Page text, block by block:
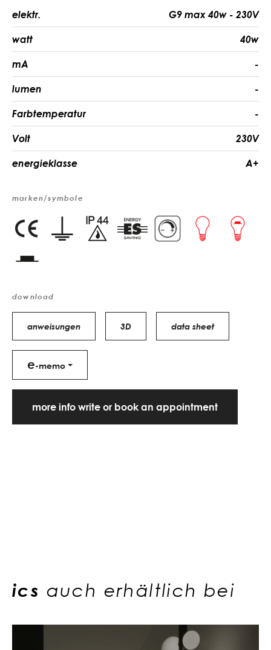
elektr. G9 max 40w - 230V
watt 40w
mA -
lumen -
Farbtemperatur -
Volt 230V
energieklasse A+
marken/symbole
download
anweisungen 3D data sheet
e-memo
more info write or book an appointment
ics auch erhältlich bei